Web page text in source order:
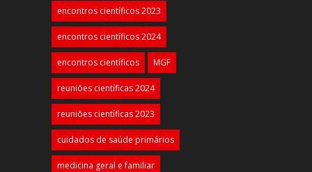
encontros científicos 2023
encontros científicos 2024
encontros científicos MGF
reuniões científicas 2024
reuniões científicas 2023
cuidados de saúde primários
medicina geral e familiar